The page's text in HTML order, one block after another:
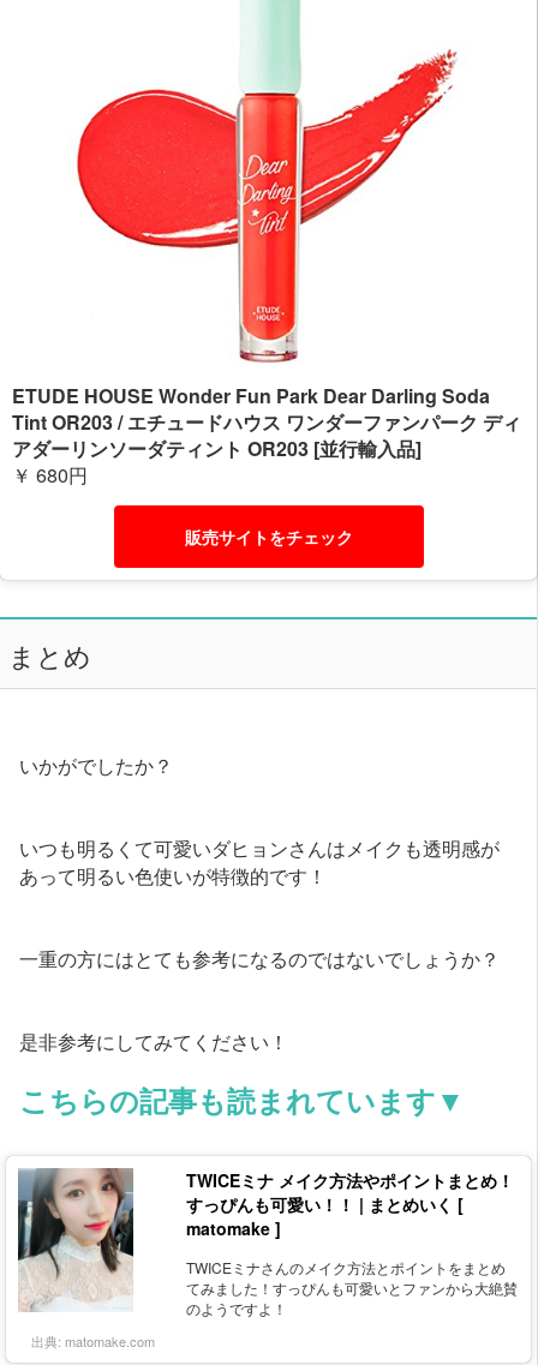
ETUDE HOUSE Wonder Fun Park Dear Darling Soda
Tint OR203 / エチュードハウス ワンダーファンパーク ディ
アダーリンソーダティント OR203 [並行輸入品]
￥ 680円
販売サイトをチェック
まとめ
いかがでしたか？
いつも明るくて可愛いダヒョンさんはメイクも透明感が
あって明るい色使いが特徴的です！
一重の方にはとても参考になるのではないでしょうか？
是非参考にしてみてください！
こちらの記事も読まれています▼
TWICEミナ メイク方法やポイントまとめ！
すっぴんも可愛い！！ | まとめいく [
matomake ]
TWICEミナさんのメイク方法とポイントをまとめ
てみました！すっぴんも可愛いとファンから大絶賛
のようですよ！
出典: matomake.com